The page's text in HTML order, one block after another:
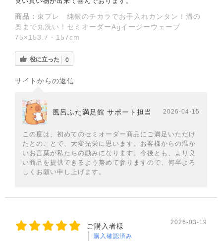
商品： 東プレ 純銀のチカラでお手入れカンタン！溝の
奥まで丸洗い！セミオーダーAgイージーウェーブ
75×153.7・157cm
役に立った 0
サイトからの返信
風呂ふた満足館 サポート担当 2026-04-15
この度は、初めてのセミオーダー商品にご満足いただけ
たとのことで、大変光栄に思います。お客様からの温か
いお言葉が私たちの励みになります。今後とも、より良
い商品を提供できるよう努めて参りますので、何卒よろ
しくお願い申し上げます。
ご購入者様
購入確認済み
2026-03-19